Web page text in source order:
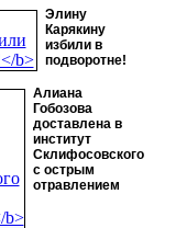
Элину
Карякину
избили в
подворотне!
Алиана
Гобозова
доставлена в
институт
Склифосовского
с острым
отравлением